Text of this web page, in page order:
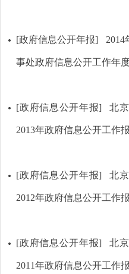
[政府信息公开年报]
事处政府信息公开工作年
[政府信息公开年报] 北
2013年政府信息公开工作
[政府信息公开年报] 北
2012年政府信息公开工作
[政府信息公开年报] 北
2011年政府信息公开工作